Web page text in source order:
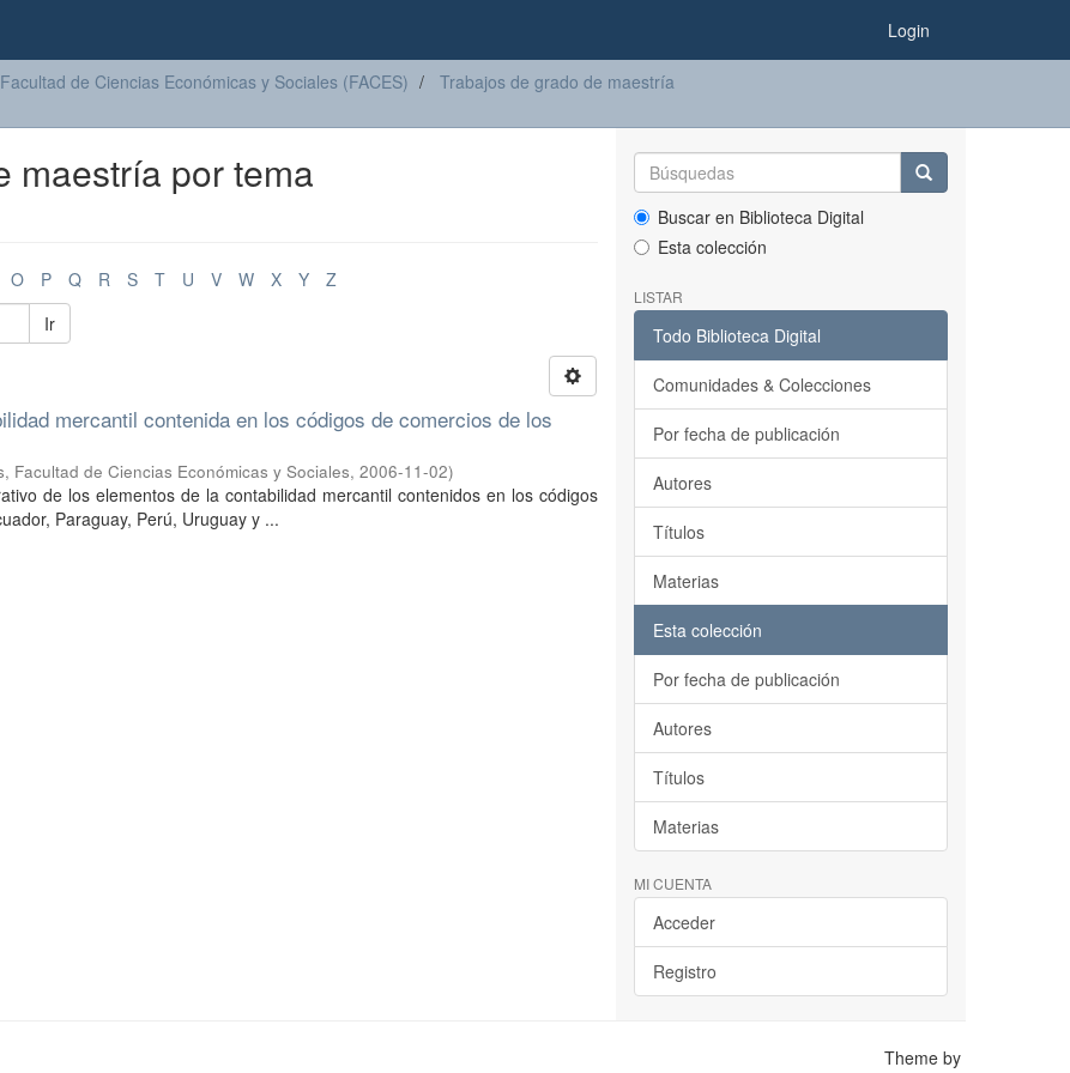
Login
Facultad de Ciencias Económicas y Sociales (FACES)
Trabajos de grado de maestría
maestría por tema
O P Q R S T U V W X Y
Z
Ir
mercantil contenida en los códigos de comercios de los
Facultad de Ciencias Económicas y Sociales, 2006-11-02)
de los elementos de la contabilidad mercantil contenidos en los códigos
Paraguay, Perú, Uruguay y ...
Buscar en Biblioteca Digital
Esta colección
LISTAR
Todo Biblioteca Digital
Comunidades & Colecciones
Por fecha de publicación
Autores
Títulos
Materias
Esta colección
Por fecha de publicación
Autores
Títulos
Materias
MI CUENTA
Acceder
Registro
Theme by